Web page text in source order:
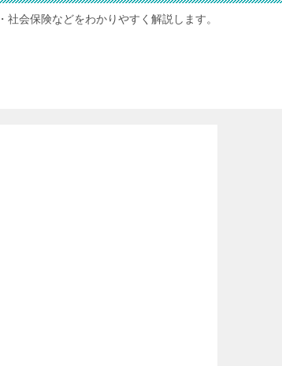
会保険などをわかりやすく解説します。